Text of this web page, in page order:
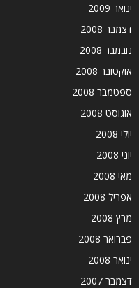
ינואר 2009
דצמבר 2008
נובמבר 2008
אוקטובר 2008
ספטמבר 2008
אוגוסט 2008
יולי 2008
יוני 2008
מאי 2008
אפריל 2008
מרץ 2008
פברואר 2008
ינואר 2008
דצמבר 2007